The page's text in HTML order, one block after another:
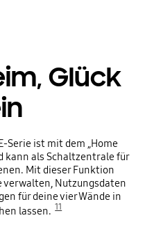
Glück
Serie ist mit dem „Home
kann als Schaltzentrale für
Mit dieser Funktion
verwalten, Nutzungsdaten
für deine vier Wände in
lassen. 11